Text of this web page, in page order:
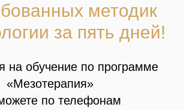
методик
за пять дней!
на обучение по программе
«Мезотерапия»
по телефонам